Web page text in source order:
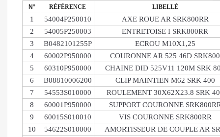
N° RÉFÉRENCE LIBELLÉ
1 54004P250010
AXE ROUE AR SRK800RR
2
54005P250003
ENTRETOISE I SRK800RR
3
B0482101255P
ECROU M10X1,25
4
60002P950000
COURONNE AR 525 46D SRK800
5
60310P950000
CHAINE DID 525V11 120M SRK
6
B08810006200
CLIP MAINTIEN M62 SRK 400
7
54553S010000
ROULEMENT 30X62X23.8 SRK
8
60001P950000
SUPPORT COURONNE
9
60015S010010
VIS COURONNE SRK800RR
10
54622S010000
AMORTISSEUR DE COUPLE AR